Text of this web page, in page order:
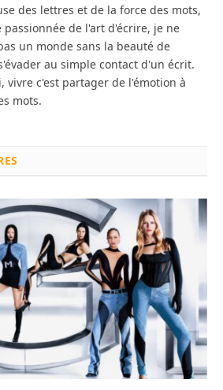
des lettres et de la force des mots,
passionnée de l'art d'écrire, je ne
un monde sans la beauté de
au simple contact d'un écrit.
vivre c'est partager de l'émotion à
mots.